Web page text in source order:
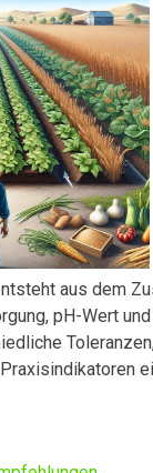
aus dem
pH-Wert